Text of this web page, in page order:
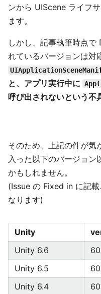
ンから UIScene ライフ
ます。
しかし、記事執筆時点
れているバージョンは対
と、アプリ実行中に
呼び出されないという不
そのため、上記の件が気
入った以下のバージョン
かもしれません。
(Issue の Fixed in に記
なります)
Unity
Unity 6.6
Unity 6.5
Unity 6.4